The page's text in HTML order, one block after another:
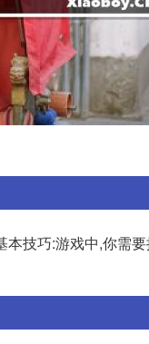
技巧:游戏中,你需